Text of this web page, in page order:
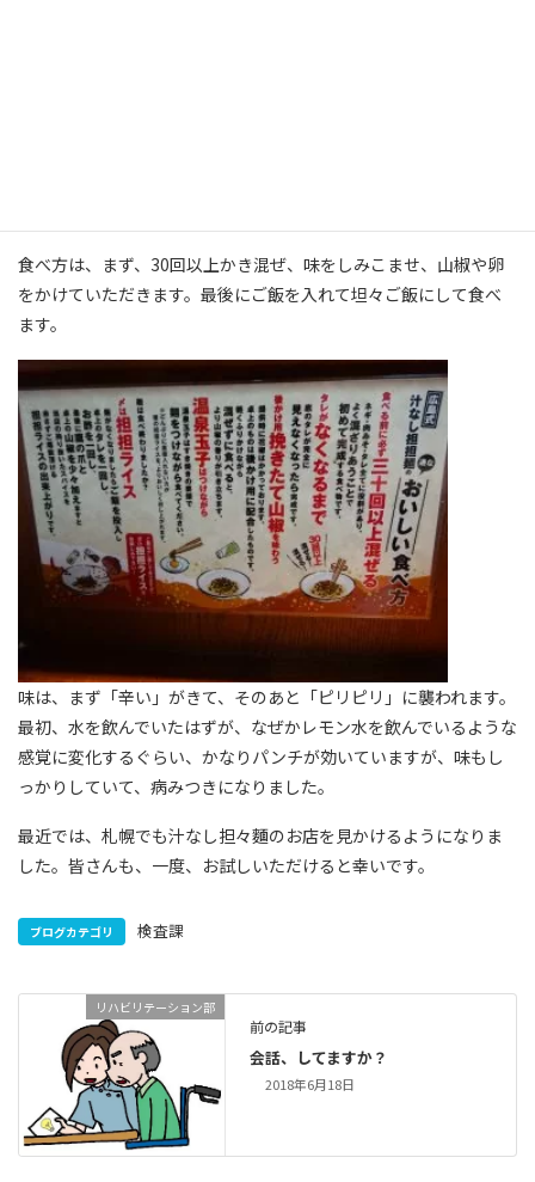
食べ方は、まず、30回以上かき混ぜ、味をしみこませ、山椒や卵
をかけていただきます。最後にご飯を入れて坦々ご飯にして食べ
ます。
味は、まず「辛い」がきて、そのあと「ピリピリ」に襲われます。
最初、水を飲んでいたはずが、なぜかレモン水を飲んでいるような
感覚に変化するぐらい、かなりパンチが効いていますが、味もし
っかりしていて、病みつきになりました。
最近では、札幌でも汁なし担々麵のお店を見かけるようになりま
した。皆さんも、一度、お試しいただけると幸いです。
ブログカテゴリ 検査課
リハビリテーション部
前の記事
会話、してますか？
2018年6月18日